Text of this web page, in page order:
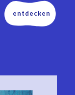
entdecken